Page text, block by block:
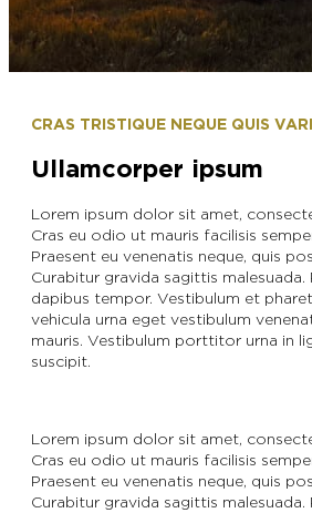
#CHAMPAGNE DAY
DÉCOUVERTES
JE SUIS...
L’OFFICE DE
CHAMPAGNE
D’EPERNAY
ESCAPADES EN
AUTOUR D’EPERNAY
ACTIVITÉS POUR LES
EPERNAY ET AUTOUR
LE DIMANCHE ?
CHIC IL PLEUT
SORTIR
VOYAGER AVEC SON
JE SUIS...
CRAS TRISTIQUE NEQUE QUIS
Ullamcorper ipsum
Lorem ipsum dolor sit amet,
Cras eu odio ut mauris facilisis
Praesent eu venenatis neque, quis
Curabitur gravida sagittis malesuada.
dapibus tempor. Vestibulum et
vehicula urna eget vestibulum
mauris. Vestibulum porttitor urna in
suscipit.
Lorem ipsum dolor sit amet,
Cras eu odio ut mauris facilisis
Praesent eu venenatis neque, quis
Curabitur gravida sagittis malesuada.